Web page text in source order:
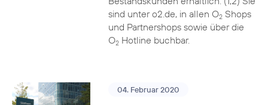
sind unter o2.de, in allen O2Shops
und Partnershops sowie über die
O2Hotline buchbar.
04. Februar 2020